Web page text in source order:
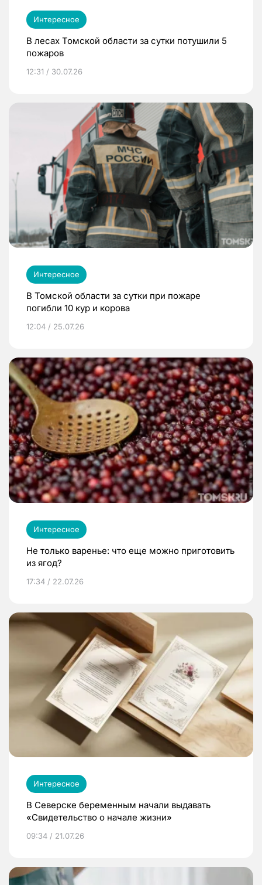
Интересное
В лесах Томской области за сутки потушили 5
пожаров
12:31 / 30.07.26
Интересное
В Томской области за сутки при пожаре
погибли 10 кур и корова
12:04 / 25.07.26
Интересное
Не только варенье: что еще можно приготовить
из ягод?
17:34 / 22.07.26
Интересное
В Северске беременным начали выдавать
«Свидетельство о начале жизни»
09:34 / 21.07.26